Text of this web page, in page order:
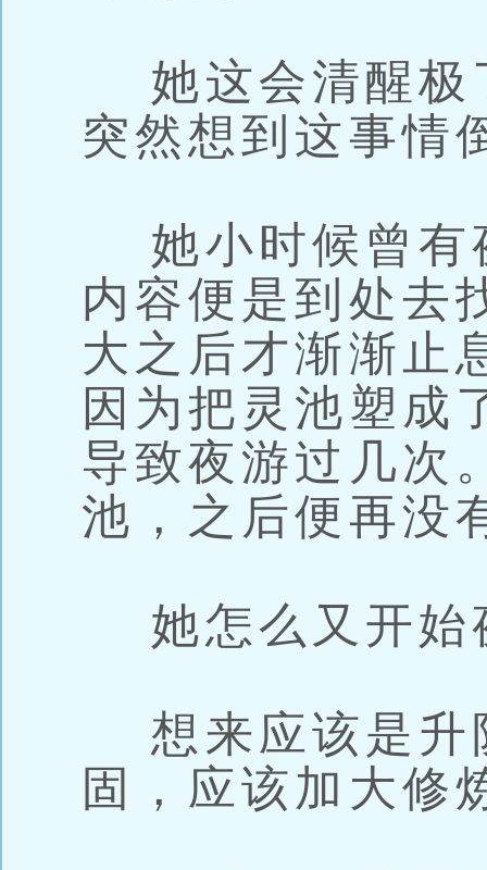
她这会清醒极
突然想到这事情
她小时候曾有
内容便是到处去
大之后才渐渐止
因为把灵池塑成
导致夜游过几次
池，之后便再没
她怎么又开始
想来应该是升
固，应该加大修